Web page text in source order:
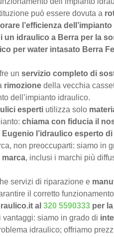
può essere dovuta a
l’efficienza
un idraulico a Berra per la
per water intasato Berra
un servizio completo di
rimozione della vecchia
dell’impianto idraulico.
esperti utilizza solo
chiama con fiducia il
l’idraulico esperto
non preoccuparti: siamo in
marca, inclusi i marchi più
servizi di riparazione e
il corretto
al 320 5590333 per
vantaggi: siamo in grado di
idraulico; offriamo